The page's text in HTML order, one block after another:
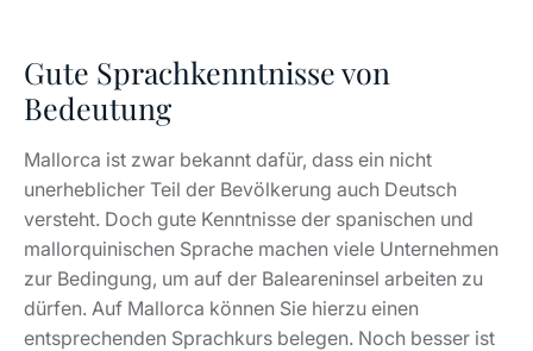
Gute Sprachkenntnisse von
Bedeutung
Mallorca ist zwar bekannt dafür, dass ein nicht
unerheblicher Teil der Bevölkerung auch Deutsch
versteht. Doch gute Kenntnisse der spanischen und
mallorquinischen Sprache machen viele Unternehmen
zur Bedingung, um auf der Baleareninsel arbeiten zu
dürfen. Auf Mallorca können Sie hierzu einen
entsprechenden Sprachkurs belegen. Noch besser ist